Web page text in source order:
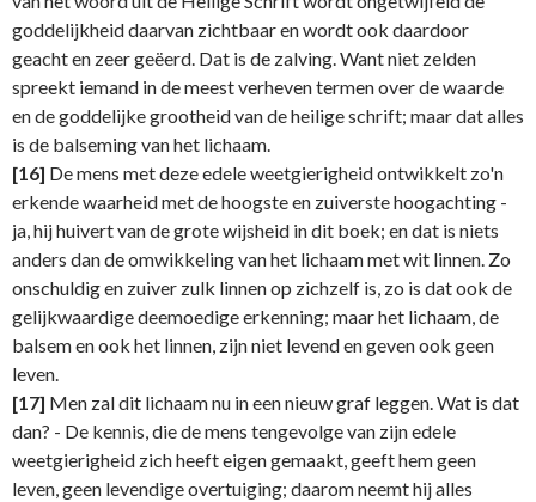
goddelijkheid daarvan zichtbaar en wordt ook daardoor
geacht en zeer geëerd. Dat is de zalving. Want niet zelden
spreekt iemand in de meest verheven termen over de waarde
en de goddelijke grootheid van de heilige schrift; maar dat alles
is de balseming van het lichaam.
[16] De mens met deze edele weetgierigheid ontwikkelt zo'n
erkende waarheid met de hoogste en zuiverste hoogachting -
ja, hij huivert van de grote wijsheid in dit boek; en dat is niets
anders dan de omwikkeling van het lichaam met wit linnen. Zo
onschuldig en zuiver zulk linnen op zichzelf is, zo is dat ook de
gelijkwaardige deemoedige erkenning; maar het lichaam, de
balsem en ook het linnen, zijn niet levend en geven ook geen
leven.
[17] Men zal dit lichaam nu in een nieuw graf leggen. Wat is dat
dan? - De kennis, die de mens tengevolge van zijn edele
weetgierigheid zich heeft eigen gemaakt, geeft hem geen
leven, geen levendige overtuiging; daarom neemt hij alles